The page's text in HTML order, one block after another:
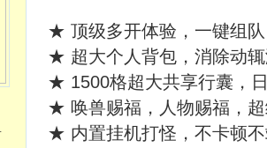
★ 顶级多开体验，一键组
★ 超大个人背包，消除动
★ 1500格超大共享行囊，
★ 唤兽赐福，人物赐福，
★ 内置挂机打怪，不卡顿